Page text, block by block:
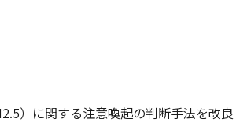
）に関する注意喚起の判断手法を改良